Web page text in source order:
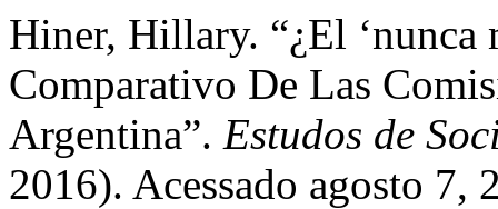
Hiner, Hillary. “¿El ‘nunca
Comparativo De Las
Argentina”. Estudos de
2016). Acessado agosto 7,